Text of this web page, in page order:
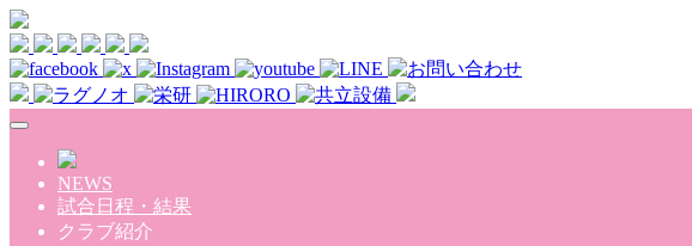
Skip to main content
NEWS
試合日程・結果
クラブ紹介